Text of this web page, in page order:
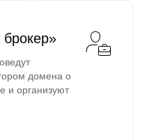
домена о
и организуют